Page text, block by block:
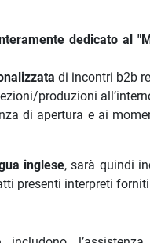
dedicato al
di incontri b2b
produzioni
di apertura e ai
inglese, sarà quindi
presenti interpreti